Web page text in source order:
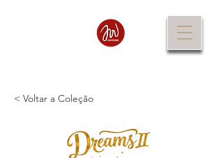
< Voltar a Coleção